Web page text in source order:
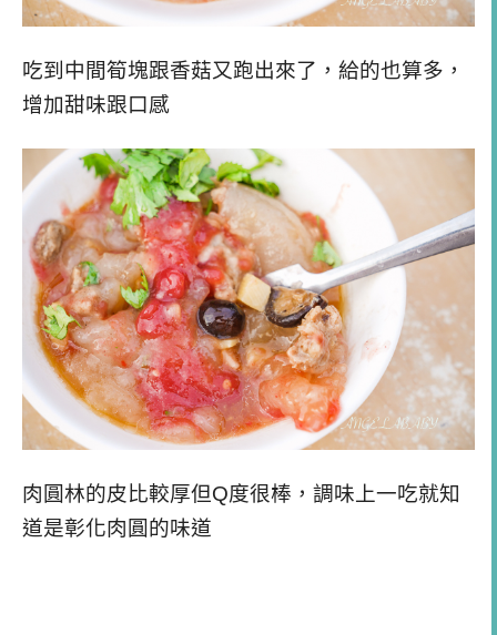
吃到中間筍塊跟香菇又跑出來了，給的也算多，
增加甜味跟口感
肉圓林的皮比較厚但Q度很棒，調味上一吃就知
道是彰化肉圓的味道